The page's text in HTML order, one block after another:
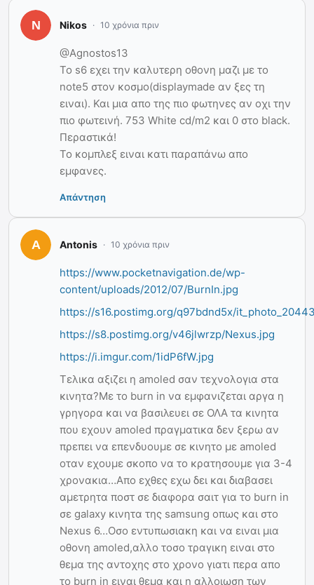
Nikos 10 χρόνια πριν
@Agnostos13
To s6 εχει την καλυτερη οθονη μαζι με το
note5 στον κοσμο(displaymade αν ξες τη
ειναι). Και μια απο της πιο φωτηνες αν οχι την
πιο φωτεινή. 753 White cd/m2 και 0 στο black.
Περαστικά!
Το κομπλεξ ειναι κατι παραπάνω απο
εμφανες.
Απάντηση
Antonis 10 χρόνια πριν
https://www.pocketnavigation.de/wp-
content/uploads/2012/07/BurnIn.jpg
https://s16.postimg.org/q97bdnd5x/
https://s8.postimg.org/v46jlwrzp/Nexus.jpg
https://i.imgur.com/1idP6fW.jpg
Τελικα αξιζει η amoled σαν τεχνολογια στα
κινητα?Με το burn in να εμφανιζεται αργα η
γρηγορα και να βασιλευει σε ΟΛΑ τα κινητα
που εχουν amoled πραγματικα δεν ξερω αν
πρεπει να επενδυουμε σε κινητο με amoled
οταν εχουμε σκοπο να το κρατησουμε για 3-4
χρονακια…Απο εχθες εχω δει και διαβασει
αμετρητα ποστ σε διαφορα σαιτ για το burn in
σε galaxy κινητα της samsung οπως και στο
Nexus 6…Οσο εντυπωσιακη και να ειναι μια
οθονη amoled,αλλο τοσο τραγικη ειναι στο
θεμα της αντοχης στο χρονο γιατι περα απο
το burn in ειναι θεμα και η αλλοιωση των